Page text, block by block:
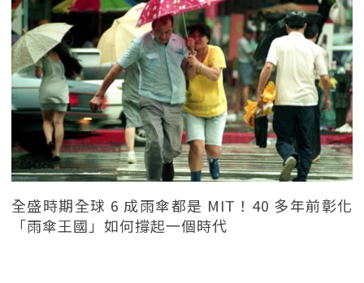
全盛時期全球 6 成雨傘都是 MIT！40 多年前彰化
「雨傘王國」如何撐起一個時代